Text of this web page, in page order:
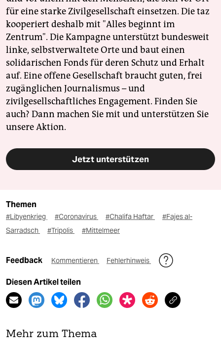
für eine starke Zivilgesellschaft einsetzen. Die taz
kooperiert deshalb mit "Alles beginnt im
Zentrum". Die Kampagne unterstützt bundesweit
linke, selbstverwaltete Orte und baut einen
solidarischen Fonds für deren Schutz und Erhalt
auf. Eine offene Gesellschaft braucht guten, frei
zugänglichen Journalismus – und
zivilgesellschaftliches Engagement. Finden Sie
auch? Dann machen Sie mit und unterstützen Sie
unsere Aktion.
Jetzt unterstützen
Themen
#Libyenkrieg #Coronavirus #Chalifa Haftar
#Fajes al-
Sarradsch
#Tripolis #Mittelmeer
Feedback Kommentieren Fehlerhinweis
Diesen Artikel teilen
Mehr zum Thema